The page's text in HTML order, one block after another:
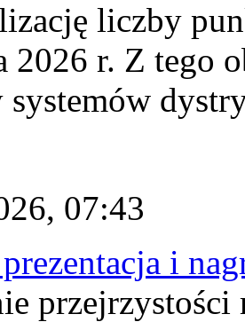
liczby
2026 r. Z tego
systemów
07:43
i